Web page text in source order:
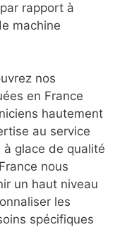
rapport à
machine
nos
en France
hautement
au service
glace de qualité
nous
un haut niveau
les
spécifiques